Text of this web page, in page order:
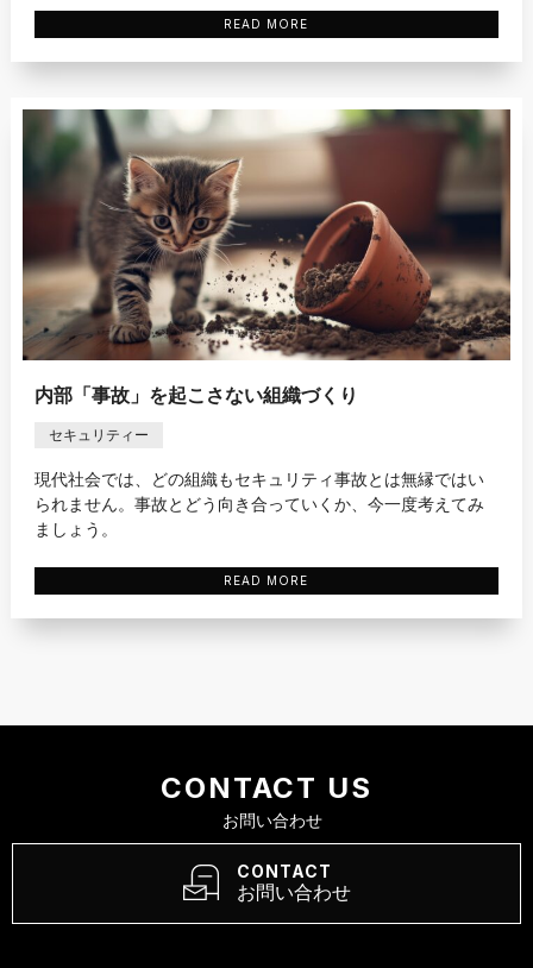
内部「事故」を起こさない組織づくり
セキュリティー
現代社会では、どの組織もセキュリティ事故とは無縁ではい
られません。事故とどう向き合っていくか、今一度考えてみ
ましょう。
CONTACT US
お問い合わせ
CONTACT
お問い合わせ